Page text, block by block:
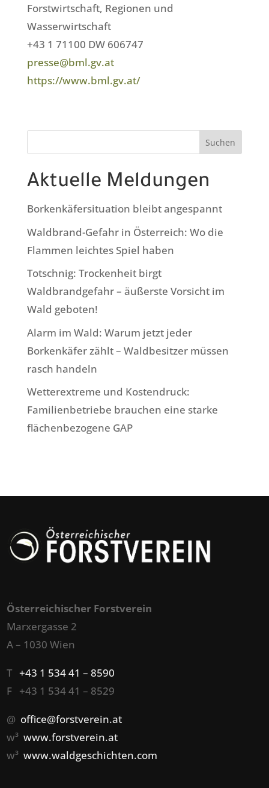
Forstwirtschaft, Regionen und
Wasserwirtschaft
+43 1 71100 DW 606747
presse@bml.gv.at
https://www.bml.gv.at/
Suchen
Aktuelle Meldungen
Borkenkäfersituation bleibt angespannt
Waldbrand-Gefahr in Österreich: Wo die
Flammen leichtes Spiel haben
Totschnig: Trockenheit birgt
Waldbrandgefahr – äußerste Vorsicht im
Wald geboten!
Alarm im Wald: Warum jetzt jeder
Borkenkäfer zählt – Waldbesitzer müssen
rasch handeln
Wetterextreme und Kostendruck:
Familienbetriebe brauchen eine starke
flächenbezogene GAP
Österreichischer Forstverein
Marxergasse 2
A – 1030 Wien
T+43 1 534 41 – 8590
F +43 1 534 41 – 8529
@ office@forstverein.at
w³www.forstverein.at
w³www.waldgeschichten.com